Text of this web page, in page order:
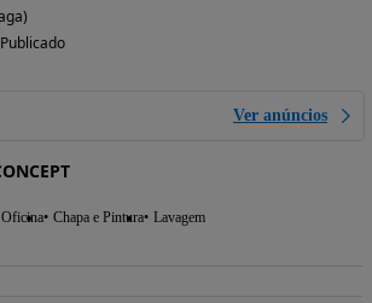
Ver anúncios
Oficina Chapa e Pintura Lavagem